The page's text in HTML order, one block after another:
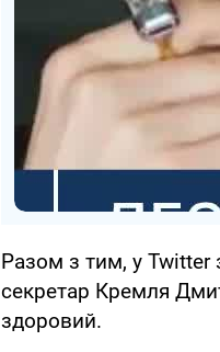
Разом з тим, у Twitter
секретар Кремля
здоровий.